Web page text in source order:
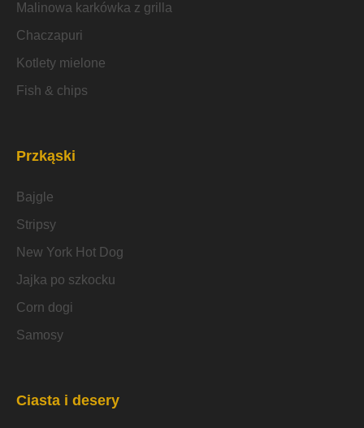
Malinowa karkówka z grilla
Chaczapuri
Kotlety mielone
Fish & chips
Przkąski
Bajgle
Stripsy
New York Hot Dog
Jajka po szkocku
Corn dogi
Samosy
Ciasta i desery